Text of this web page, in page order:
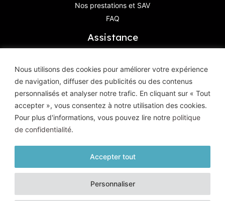
Nous utilisons des cookies pour améliorer votre expérience
de navigation, diffuser des publicités ou des contenus
personnalisés et analyser notre trafic. En cliquant sur « Tout
accepter », vous consentez à notre utilisation des cookies.
Pour plus d'informations, vous pouvez lire notre politique
de confidentialité.
Personnaliser
Accepter tout
Nos prestations et SAV
FAQ
Assistance
Contactez-Nous
Haute Définition Image & Son
8, Avenue Geoffroy Saint-Hilaire
© HD Image et Son - 2026 |Mentions légales|Politique de
confidentialité| Tous droits réservés